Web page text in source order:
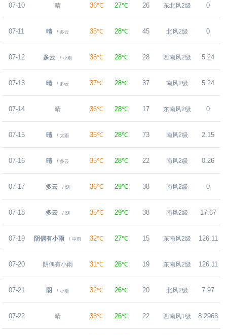
07-10 晴 36℃ 27℃ 26 东北风2级 0
07-11 晴 / 多云 35℃ 28℃ 45 北风2级 0
07-12 多云 / 小雨 38℃ 28℃ 28 西南风2级 5.24
07-13 晴 / 多云 37℃ 28℃ 37 南风2级 5.24
07-14 晴 36℃ 28℃ 17 东南风2级 0
07-15 晴 / 大雨 35℃ 28℃ 73 南风2级 2.15
07-16 晴 / 多云 35℃ 28℃ 22 南风2级 0.26
07-17 多云 / 阴 36℃ 29℃ 38 南风2级 0
07-18 多云 / 阴 35℃ 29℃ 38 南风2级 17.67
07-19 阴偶有小雨 / 中雨 32℃ 27℃ 15 东南风2级 126.11
07-20 阴偶有小雨 31℃ 26℃ 19 东南风2级 126.11
07-21 阴 / 小雨 32℃ 26℃ 20 北风2级 7.97
07-22 晴 33℃ 26℃ 22 西南风1级 8.2963